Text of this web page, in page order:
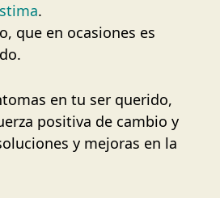
.
que en ocasiones es
en tu ser querido,
positiva de cambio y
y mejoras en la